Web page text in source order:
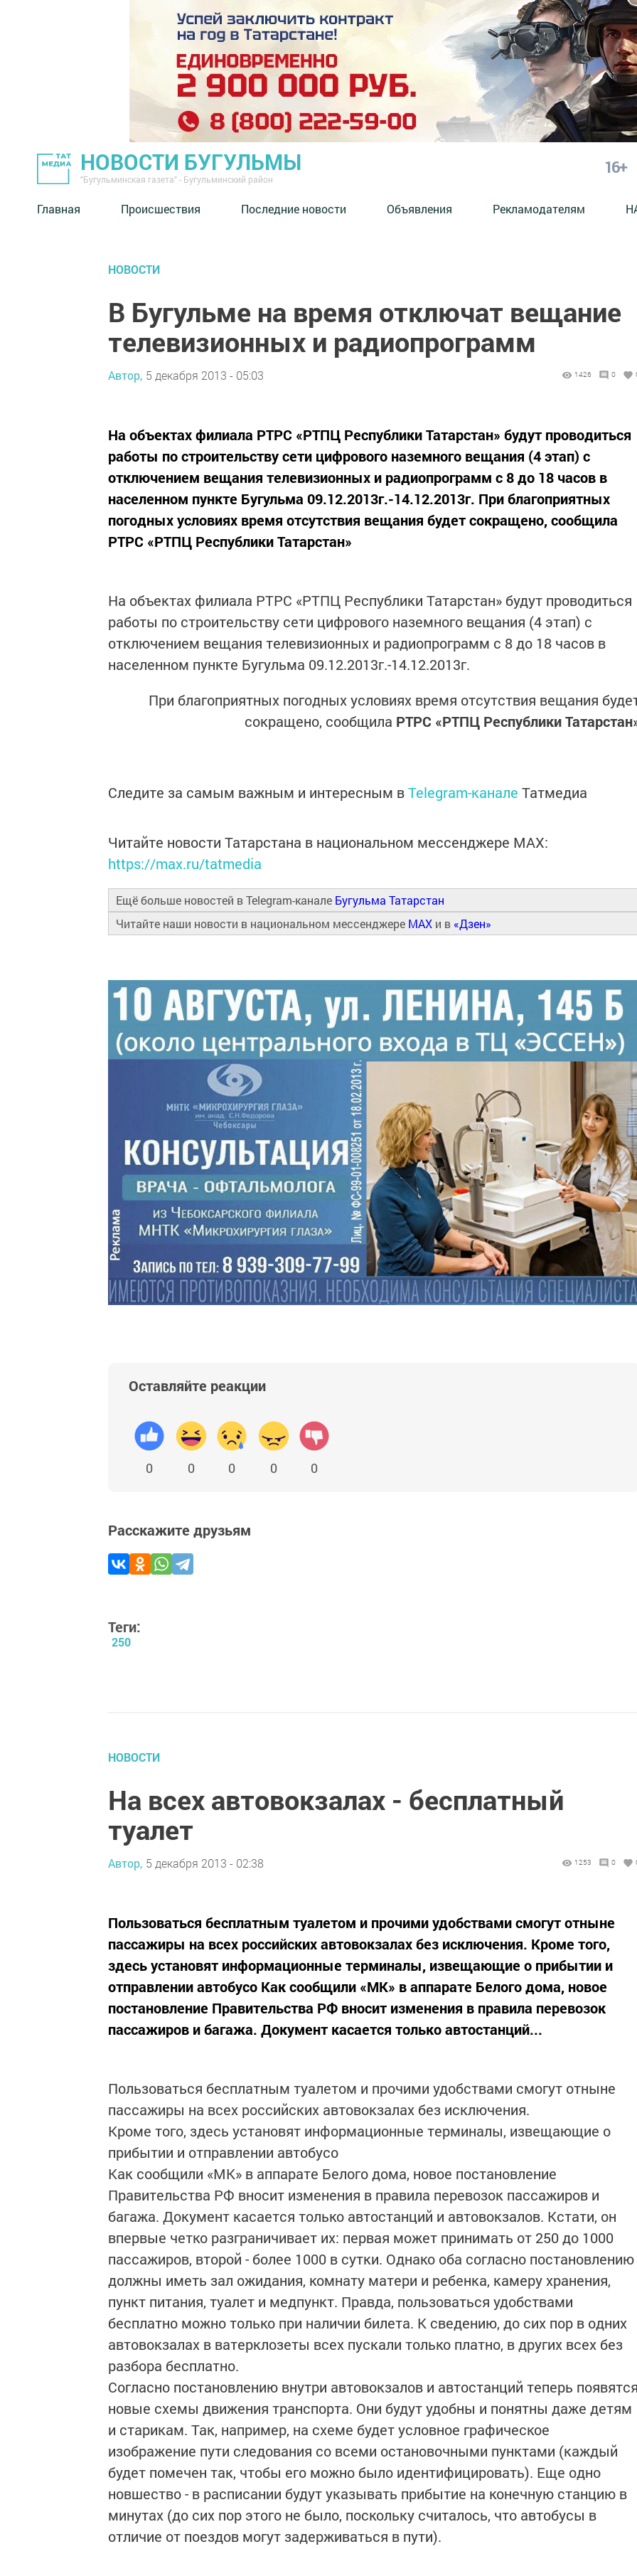
НОВОСТИ БУГУЛЬМЫ
"Бугульминская газета" - Бугульминский район
16+
Главная Происшествия Последние новости Объявления Рекламодателям
НОВОСТИ
В Бугульме на время отключат вещание
телевизионных и радиопрограмм
Автор, 5 декабря 2013 - 05:03 1426 0
На объектах филиала РТРС «РТПЦ Республики Татарстан» будут проводиться
работы по строительству сети цифрового наземного вещания (4 этап) с
отключением вещания телевизионных и радиопрограмм с 8 до 18 часов в
населенном пункте Бугульма 09.12.2013г.-14.12.2013г. При благоприятных
погодных условиях время отсутствия вещания будет сокращено, сообщила
РТРС «РТПЦ Республики Татарстан»
На объектах филиала РТРС «РТПЦ Республики Татарстан» будут проводиться
работы по строительству сети цифрового наземного вещания (4 этап) с
отключением вещания телевизионных и радиопрограмм с 8 до 18 часов в
населенном пункте Бугульма 09.12.2013г.-14.12.2013г.
При благоприятных погодных условиях время отсутствия вещания
сокращено, сообщила РТРС «РТПЦ Республики
Следите за самым важным и интересным вTelegram-канале Татмедиа
Читайте новости Татарстана в национальном мессенджере MАХ:
https://max.ru/tatmedia
Ещё больше новостей в Telegram-канале Бугульма Татарстан
Читайте наши новости в национальном мессенджере MAX и в «Дзен»
Оставляйте реакции
0 0 0 0 0
Расскажите друзьям
Теги:
250
НОВОСТИ
На всех автовокзалах - бесплатный
туалет
Автор, 5 декабря 2013 - 02:38 1253 0
Пользоваться бесплатным туалетом и прочими удобствами смогут отныне
пассажиры на всех российских автовокзалах без исключения. Кроме того,
здесь установят информационные терминалы, извещающие о прибытии и
отправлении автобусо Как сообщили «МК» в аппарате Белого дома, новое
постановление Правительства РФ вносит изменения в правила перевозок
пассажиров и багажа. Документ касается только автостанций...
Пользоваться бесплатным туалетом и прочими удобствами смогут отныне
пассажиры на всех российских автовокзалах без исключения.
Кроме того, здесь установят информационные терминалы, извещающие о
прибытии и отправлении автобусо
Как сообщили «МК» в аппарате Белого дома, новое постановление
Правительства РФ вносит изменения в правила перевозок пассажиров и
багажа. Документ касается только автостанций и автовокзалов. Кстати, он
впервые четко разграничивает их: первая может принимать от 250 до 1000
пассажиров, второй - более 1000 в сутки. Однако оба согласно постановлению
должны иметь зал ожидания, комнату матери и ребенка, камеру хранения,
пункт питания, туалет и медпункт. Правда, пользоваться удобствами
бесплатно можно только при наличии билета. К сведению, до сих пор в одних
автовокзалах в ватерклозеты всех пускали только платно, в других всех без
разбора бесплатно.
Согласно постановлению внутри автовокзалов и автостанций теперь
новые схемы движения транспорта. Они будут удобны и понятны даже детям
и старикам. Так, например, на схеме будет условное графическое
изображение пути следования со всеми остановочными пунктами (каждый
будет помечен так, чтобы его можно было идентифицировать). Еще одно
новшество - в расписании будут указывать прибытие на конечную станцию в
минутах (до сих пор этого не было, поскольку считалось, что автобусы в
отличие от поездов могут задерживаться в пути).